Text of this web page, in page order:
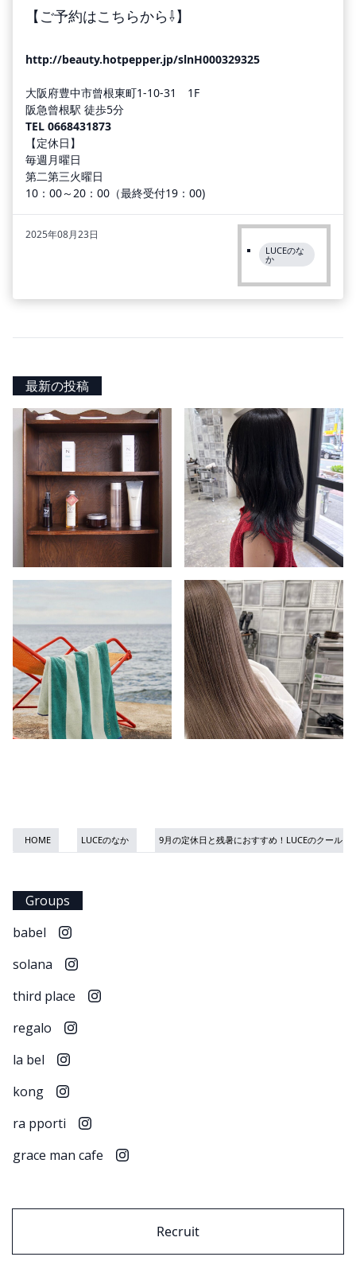
【ご予約はこちらから⇩】
http://beauty.hotpepper.jp/slnH000329325
大阪府豊中市曾根東町1-10-31 1F
阪急曾根駅 徒歩5分
TEL 0668431873
【定休日】
毎週月曜日
第二第三火曜日
10：00～20：00（最終受付19：00)
2025年08月23日
LUCEのな
か
最新の投稿
HOME LUCEのなか 9月の定休日と残暑におすすめ！LUCEのクールス
Groups
babel
solana
third place
regalo
la bel
kong
ra pporti
grace man cafe
Recruit